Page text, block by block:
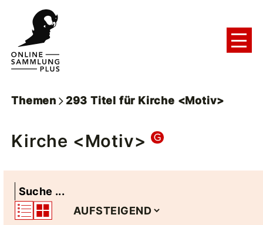
Themen 293 Titel für Kirche <Motiv>
Kirche <Motiv>